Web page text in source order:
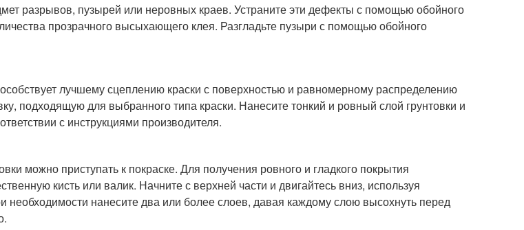
разрывов, пузырей или неровных краев. Устраните эти дефекты с помощью обойного
прозрачного высыхающего клея. Разгладьте пузыри с помощью обойного
лучшему сцеплению краски с поверхностью и равномерному распределению
подходящую для выбранного типа краски. Нанесите тонкий и ровный слой грунтовки и
с инструкциями производителя.
можно приступать к покраске. Для получения ровного и гладкого покрытия
кисть или валик. Начните с верхней части и двигайтесь вниз, используя
необходимости нанесите два или более слоев, давая каждому слою высохнуть перед